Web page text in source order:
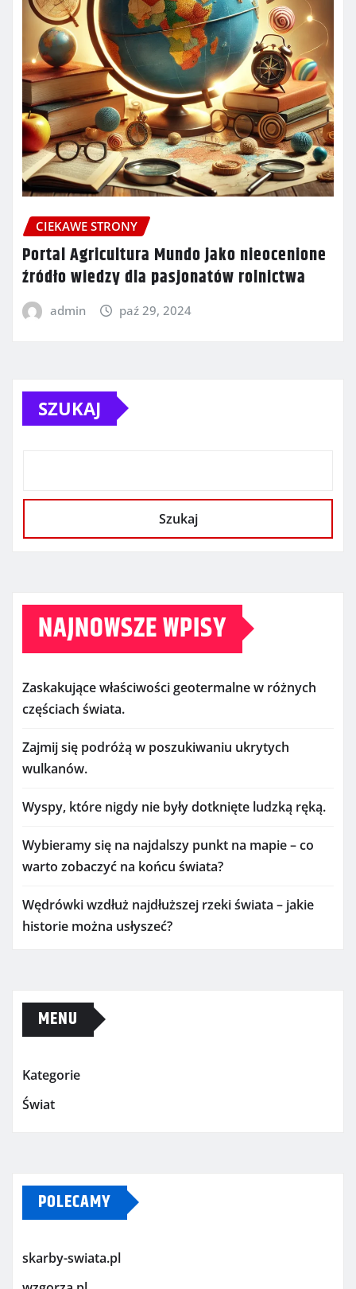
CIEKAWE STRONY
Portal Agricultura Mundo jako nieocenione
źródło wiedzy dla pasjonatów rolnictwa
admin paź 29, 2024
SZUKAJ
Szukaj
NAJNOWSZE WPISY
Zaskakujące właściwości geotermalne w różnych
częściach świata.
Zajmij się podróżą w poszukiwaniu ukrytych
wulkanów.
Wyspy, które nigdy nie były dotknięte ludzką ręką.
Wybieramy się na najdalszy punkt na mapie – co
warto zobaczyć na końcu świata?
Wędrówki wzdłuż najdłuższej rzeki świata – jakie
historie można usłyszeć?
MENU
Kategorie
Świat
POLECAMY
skarby-swiata.pl